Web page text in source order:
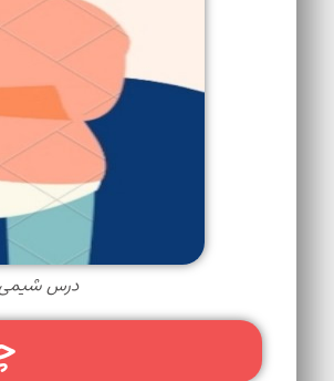
درس شیمی